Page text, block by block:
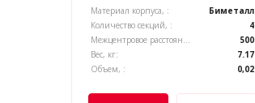
Материал корпуса, :
Биметалл
Количество секций, :
4
Межцентровое расстояние, :
500
Вес, кг:
7.17
Объем, :
0,02